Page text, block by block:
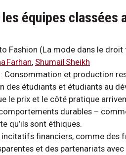
équipes classées
Fashion (La mode dans le droit
Farhan, Shumail Sheikh
: Consommation et production
des étudiants et étudiants au
le prix et le côté pratique
durables –
qu’ils sont éthiques.
incitatifs financiers, comme des
et des partenariats